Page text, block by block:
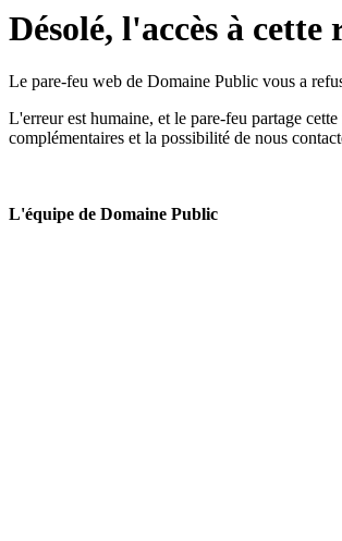
Désolé, l'accès à cette
Le pare-feu web de Domaine Public vous a
L'erreur est humaine, et le pare-feu partage
complémentaires et la possibilité de nous
L'équipe de Domaine Public